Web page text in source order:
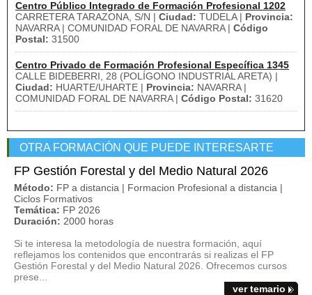
Centro Público Integrado de Formación Profesional 1202
CARRETERA TARAZONA, S/N | Ciudad: TUDELA | Provincia:
NAVARRA | COMUNIDAD FORAL DE NAVARRA | Código
Postal: 31500
Centro Privado de Formación Profesional Específica 1345
CALLE BIDEBERRI, 28 (POLÍGONO INDUSTRIAL ARETA) |
Ciudad: HUARTE/UHARTE | Provincia: NAVARRA |
COMUNIDAD FORAL DE NAVARRA | Código Postal: 31620
OTRA FORMACIÓN QUE PUEDE INTERESARTE
FP Gestión Forestal y del Medio Natural 2026
Método: FP a distancia | Formacion Profesional a distancia |
Ciclos Formativos
Temática: FP 2026
Duración: 2000 horas
Si te interesa la metodología de nuestra formación, aquí
reflejamos los contenidos que encontrarás si realizas el FP
Gestión Forestal y del Medio Natural 2026. Ofrecemos cursos
prese...
ver temario